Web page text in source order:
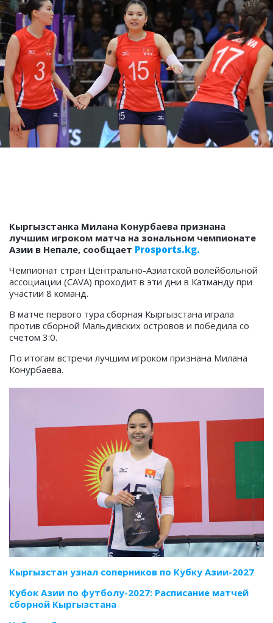
Кыргызстанка Милана Конурбаева признана
лучшим игроком матча на зональном чемпионате
Азии в Непале, сообщает Prosports.kg.
Чемпионат стран Центрально-Азиатской волейбольной
ассоциации (CAVA) проходит в эти дни в Катманду при
участии 8 команд.
В матче первого тура сборная Кыргызстана играла
против сборной Мальдивских островов и победила со
счетом 3:0.
По итогам встречи лучшим игроком признана Милана
Конурбаева.
Кыргызстан узнал соперников по Кубку Азии-2027
Кубок Азии по футболу-2027: Расписание матчей
сборной Кыргызстана